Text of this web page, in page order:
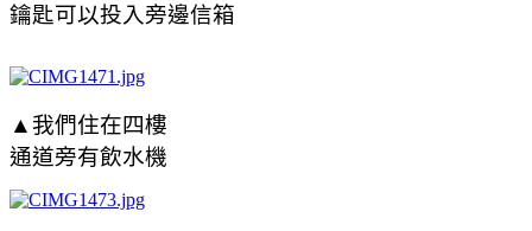
鑰匙可以投入旁邊信箱
▲我們住在四樓
通道旁有飲水機